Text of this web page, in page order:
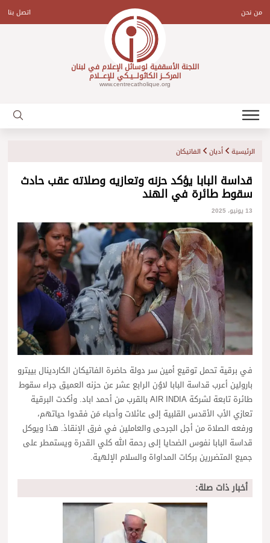
contentمن نحن اتصل بنا
اللجنة الأسقفية لوسائل الإعلام في لبنان
المركـــز الكاثولـــيـكي للإعـــلام
www.centrecatholique.org
الرئيسية أديان الفاتيكان
قداسة البابا يؤكد حزنه وتعازيه وصلاته عقب حادث
سقوط طائرة في الهند
13 يونيو، 2025
في برقية تحمل توقيع أمين سر دولة حاضرة الفاتيكان الكاردينال بييترو
بارولين أعرب قداسة البابا لاوُن الرابع عشر عن حزنه العميق جراء سقوط
طائرة تابعة لشركة AIR INDIA بالقرب من أحمد اباد. وأكدت البرقية
تعازي الأب الأقدس القلبية إلى عائلات وأحباء مَن فقدوا حياتهم،
ورفعه الصلاة من أجل الجرحى والعاملين في فرق الإنقاذ. هذا ويوكل
قداسة البابا نفوس الضحايا إلى رحمة الله كلي القدرة ويستمطر على
جميع المتضررين بركات المداواة والسلام الإلهية.
أخبار ذات صلة: